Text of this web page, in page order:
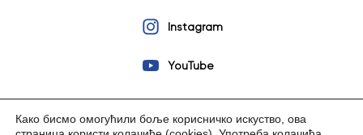
Instagram
YouTube
Како бисмо омогућили боље корисничко искуство, ова